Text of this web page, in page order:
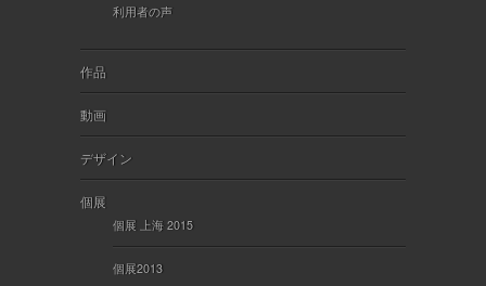
利用者の声
作品
動画
デザイン
個展
個展 上海 2015
個展2013